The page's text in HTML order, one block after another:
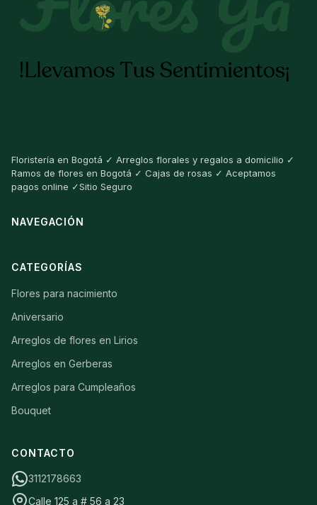
Floristería en Bogotá ✓ Arreglos florales y regalos a domicilio ✓
Ramos de flores en Bogotá ✓ Cajas de rosas ✓ Aceptamos
pagos online ✓Sitio Seguro
NAVEGACIÓN
CATEGORÍAS
Flores para nacimiento
Aniversario
Arreglos de flores en Lirios
Arreglos en Gerberas
Arreglos para Cumpleaños
Bouquet
CONTACTO
3112178663
Calle 125 a # 56 a 23